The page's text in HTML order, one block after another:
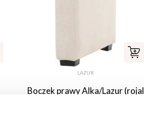
LAZUR
Boczek prawy Alka/Lazur (rojal